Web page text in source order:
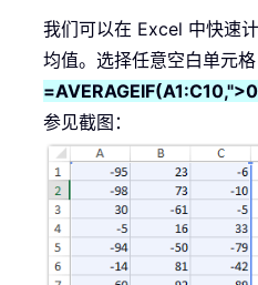
我们可以在 Excel 中快速
均值。选择任意空白单元
参见截图：